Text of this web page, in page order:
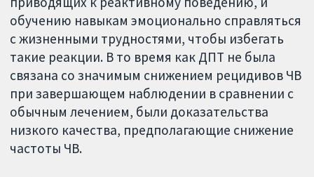
обучению навыкам эмоционально справляться
с жизненными трудностями, чтобы избегать
такие реакции. В то время как ДПТ не была
связана со значимым снижением рецидивов ЧВ
при завершающем наблюдении в сравнении с
обычным лечением, были доказательства
низкого качества, предполагающие снижение
частоты ЧВ.